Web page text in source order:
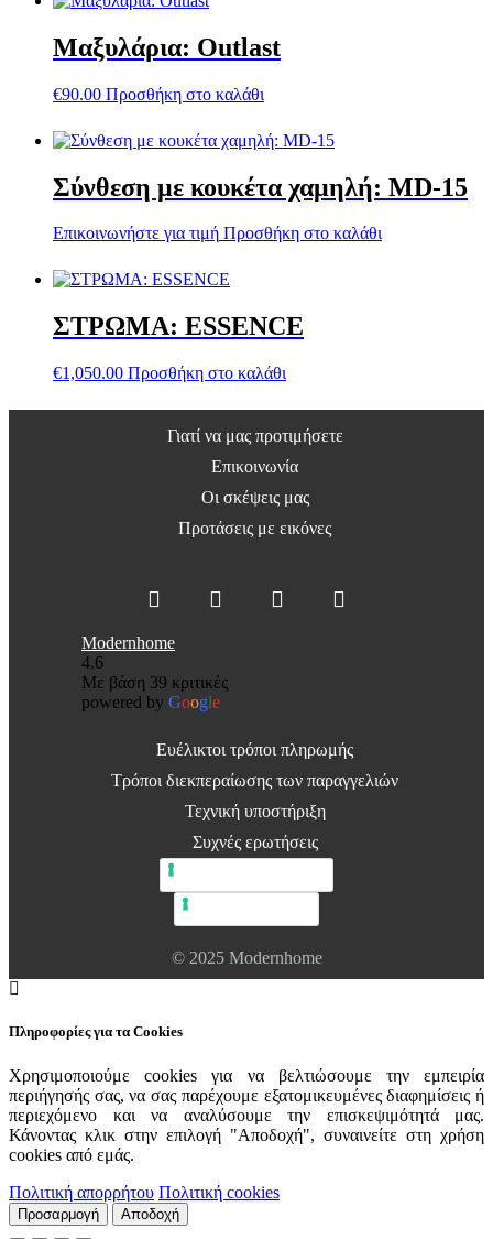
Μαξυλάρια: Outlast
€90.00 Προσθήκη στο καλάθι
Σύνθεση με κουκέτα χαμηλή: MD-15
Επικοινωνήστε για τιμή Προσθήκη στο καλάθι
ΣΤΡΩΜΑ: ESSENCE
€1,050.00 Προσθήκη στο καλάθι
Γιατί να μας προτιμήσετε
Επικοινωνία
Οι σκέψεις μας
Προτάσεις με εικόνες
Modernhome
4.6
Με βάση 39 κριτικές
powered by Google
Ευέλικτοι τρόποι πληρωμής
Τρόποι διεκπεραίωσης των παραγγελιών
Τεχνική υποστήριξη
Συχνές ερωτήσεις
© 2025 Modernhome
Πληροφορίες για τα Cookies
Χρησιμοποιούμε cookies για να βελτιώσουμε την εμπειρία
περιήγησής σας, να σας παρέχουμε εξατομικευμένες διαφημίσεις ή
περιεχόμενο και να αναλύσουμε την επισκεψιμότητά μας.
Κάνοντας κλικ στην επιλογή "Αποδοχή", συναινείτε στη χρήση
cookies από εμάς.
Πολιτική απορρήτου Πολιτική cookies
Προσαρμογή Αποδοχή